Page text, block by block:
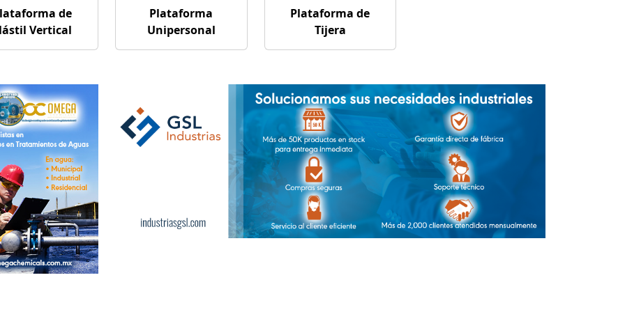
de
Vertical
Plataforma
Unipersonal
Plataforma de
Tijera